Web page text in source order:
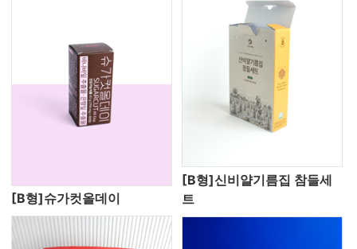
[B형]슈가컷올데이
[B형]신비얄기름집 참들세
트